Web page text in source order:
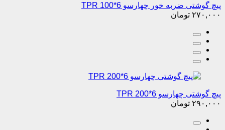
پیچ گوشتی ضربه خور چهارسو 6*100 TPR
۲۷۰,۰۰۰ تومان
پیچ گوشتی چهارسو 6*200 TPR
۲۹۰,۰۰۰ تومان